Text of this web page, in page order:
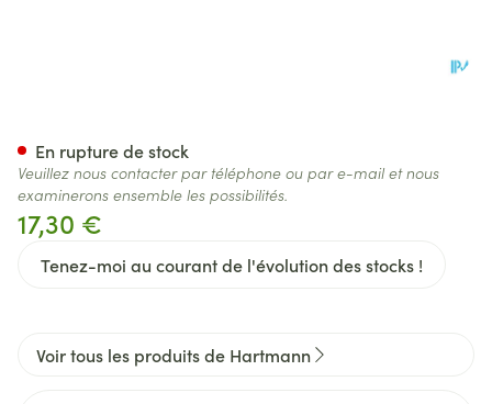
17,30 €
Tenez-moi au courant de l'évolution des stocks !
En rupture de stock
Veuillez nous contacter par téléphone ou par e-mail et nous
examinerons ensemble les possibilités.
Voir tous les produits de Hartmann